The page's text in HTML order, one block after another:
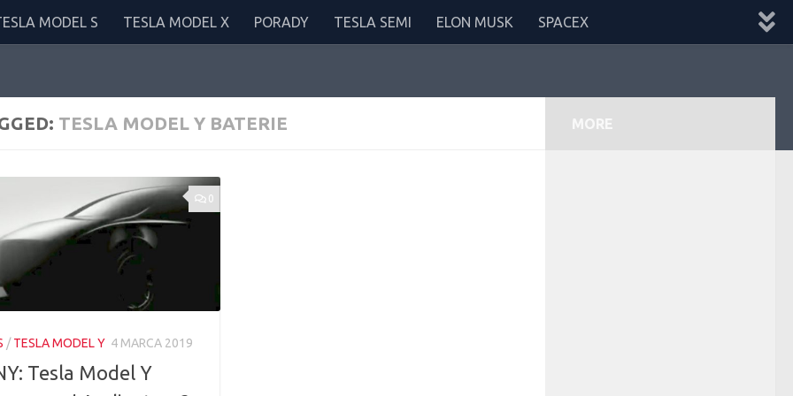
MODEL S TESLA MODEL X PORADY TESLA SEMI ELON MUSK SPACEX
TESLA MODEL Y BATERIE
0
/TESLA MODEL Y 4 MARCA 2019
Tesla Model Y
MORE